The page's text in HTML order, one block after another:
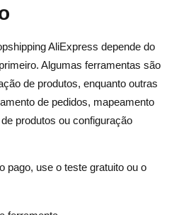
AliExpress depende do
Algumas ferramentas são
de produtos, enquanto outras
de pedidos, mapeamento
produtos ou configuração
pago, use o teste gratuito ou o